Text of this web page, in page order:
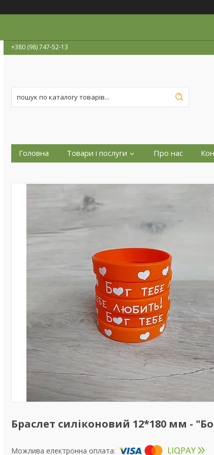
+380 (98) 747-52-13
Головна Товари і послуги Про нас
Браслет силіконовий 12*180 мм -